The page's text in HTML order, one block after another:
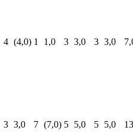
4 (4,0) 1 1,0 3 3,0 3 3,0
3 3,0 7 (7,0) 5 5,0 5 5,0